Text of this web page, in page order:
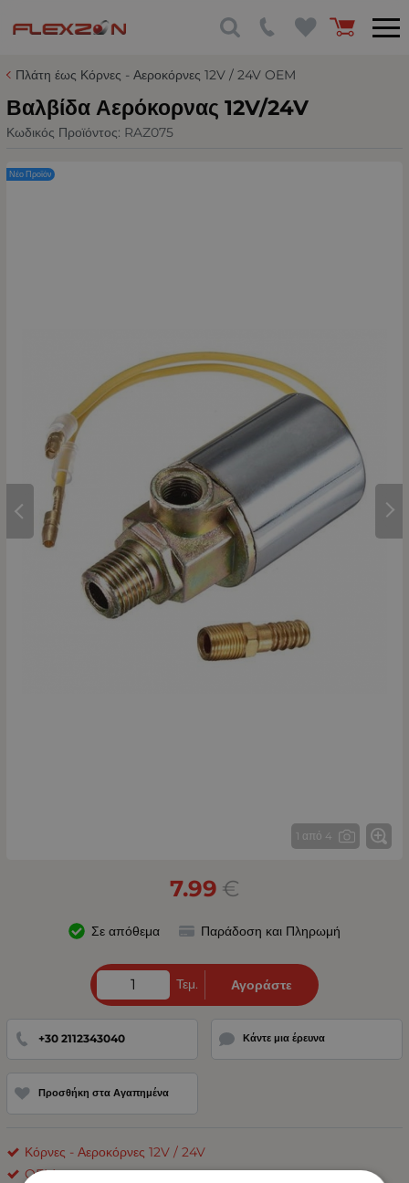
Πλάτη έως Κόρνες - Αεροκόρνες 12V / 24V OEM
Βαλβίδα Αερόκορνας 12V/24V
Κωδικός Προϊόντος: RAZ075
1 από 4
Νέο Προϊόν
7.99 €
Σε απόθεμα Παράδοση και Πληρωμή
Τεμ. Αγοράστε
+30 2112343040 Κάντε μια έρευνα
Προσθήκη στα Αγαπημένα
Κόρνες - Αεροκόρνες 12V / 24V
OEM